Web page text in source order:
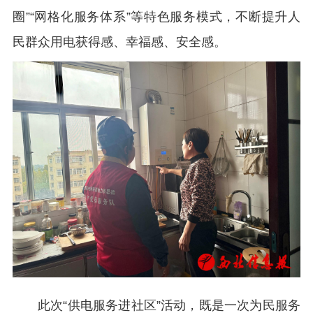
圈”“网格化服务体系”等特色服务模式，不断提升人
民群众用电获得感、幸福感、安全感。
此次“供电服务进社区”活动，既是一次为民服务